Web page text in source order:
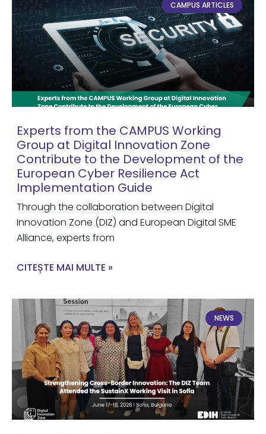
CAMPUS ARTICLES
Experts from the CAMPUS Working
Group at Digital Innovation Zone
Contribute to the Development of the
European Cyber Resilience Act
Implementation Guide
Through the collaboration between Digital
Innovation Zone (DIZ) and European Digital SME
Alliance, experts from
CITEȘTE MAI MULTE »
NEWS